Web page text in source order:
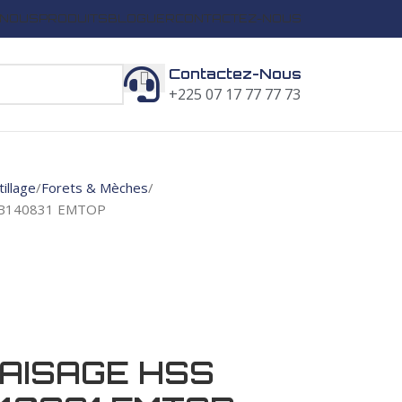
PRODUITSBLOGUERCONTACTEZ-NOUS
Contactez-Nous
+225 07 17 77 77 73
Forets & Mèches
EMTOP
HSS